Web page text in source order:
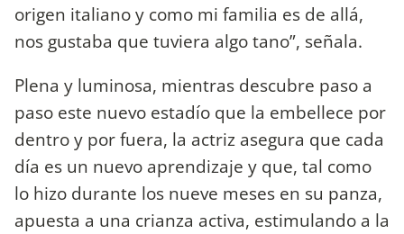
origen italiano y como mi familia es de allá,
nos gustaba que tuviera algo tano”, señala.
Plena y luminosa, mientras descubre paso a
paso este nuevo estadío que la embellece por
dentro y por fuera, la actriz asegura que cada
día es un nuevo aprendizaje y que, tal como
lo hizo durante los nueve meses en su panza,
apuesta a una crianza activa, estimulando a la